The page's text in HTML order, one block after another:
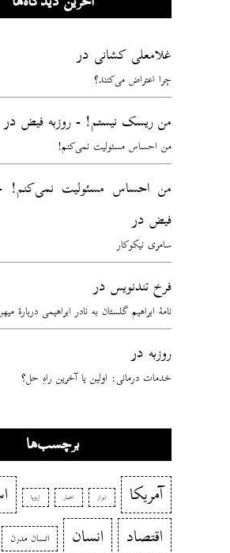
غلامعلی کشانی در
چرا اعتراض می‌کنند؟
من ریسک نیستم! - روزبه فیض در
من احساس مسئولیت نمی‌کنم!
من احساس مسئولیت نمی‌کنم!
فیض در
سامری نیکوکار
فرخ تندنویس در
نامهٔ ابراهیم گلستان به نادر ابراهیمی دربارهٔ
روزبه در
خدمات درمانی: اولین یا آخرین راهِ حل؟
برچسب‌ها
آمریکا ابزار اخبار اروپا
اقتصاد
انسان انسان مدرن